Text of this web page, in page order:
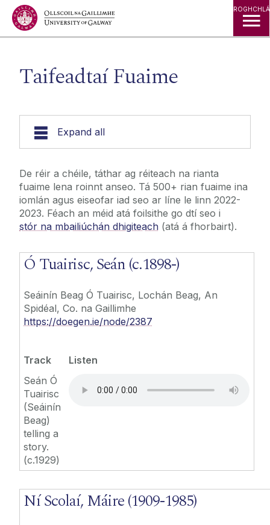
Taifeadtaí Fuaime
Expand all
Creidiúintí
De réir a chéile, táthar ag réiteach na rianta
fuaime lena roinnt anseo. Tá 500+ rian fuaime ina
iomlán agus eiseofar iad seo ar líne le linn 2022-
2023. Féach an méid atá foilsithe go dtí seo i
stór na mbailiúchán dhigiteach (atá á fhorbairt).
Ó Tuairisc, Seán (c.1898-)
Seáinín Beag Ó Tuairisc, Lochán Beag, An
Spidéal, Co. na Gaillimhe
https://doegen.ie/node/2387
Track
Listen
Seán Ó
Tuairisc
(Seáinín
Beag)
telling a
story.
(c.1929)
Ní Scolaí, Máire (1909-1985)